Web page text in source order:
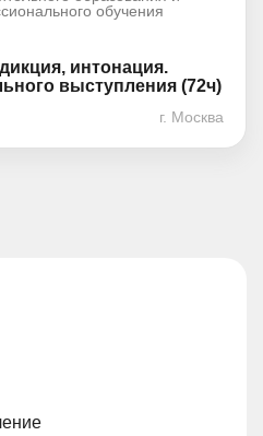
обучения
интонация.
выступления (72ч)
г. Москва